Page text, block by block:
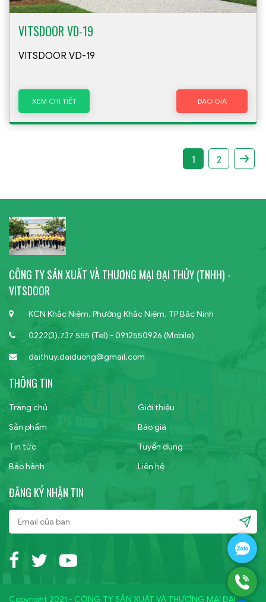
VITSDOOR VD-19
VITSDOOR VD-19
XEM CHI TIẾT BÁO GIÁ
1 2
CÔNG TY SẢN XUẤT VÀ THƯƠNG MẠI ĐẠI THỦY (TNHH) -
VITSDOOR
KCN Khắc Niệm, Phường Khắc Niệm, TP Bắc Ninh
0222(3).737 555 (Tel) - 0912550926 (Mobile)
daithuy.daiduong@gmail.com
THÔNG TIN
Trang chủ
Giới thiệu
Sản phẩm
Báo giá
Tin tức
Tuyển dụng
Bảo hành
Liên hệ
ĐĂNG KÝ NHẬN TIN
Copyright 2021 - CÔNG TY SẢN XUẤT VÀ THƯƠNG MẠI ĐẠI